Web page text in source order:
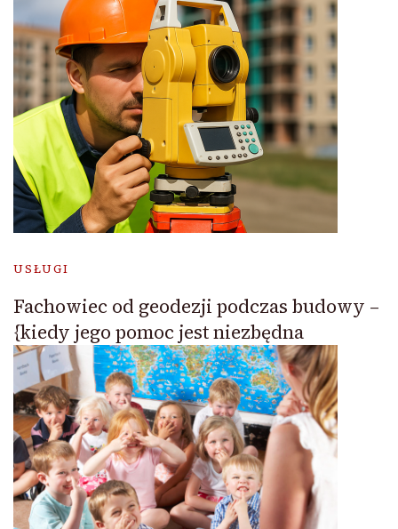
USŁUGI
Fachowiec od geodezji podczas budowy –
{kiedy jego pomoc jest niezbędna